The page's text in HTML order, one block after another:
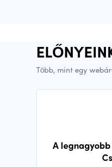
Több, mint egy
A